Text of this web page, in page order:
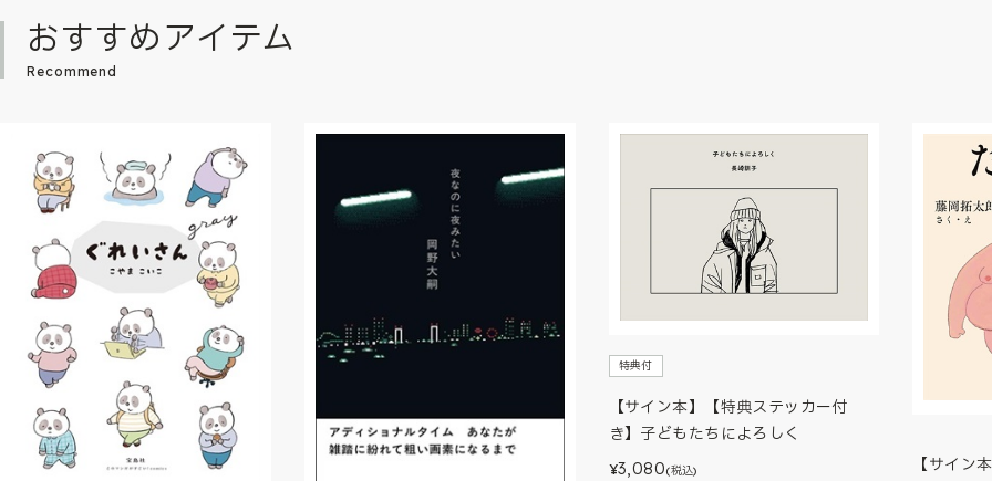
おすすめアイテム
Recommend
特典付
【サイン本】【特典ステッカー付
き】子どもたちによろしく
¥3,080(税込) 【サイン